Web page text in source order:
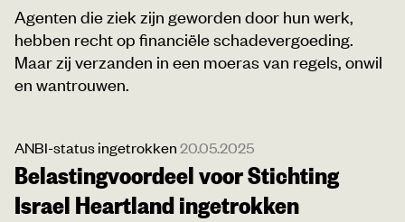
Agenten die ziek zijn geworden door hun werk,
hebben recht op financiële schadevergoeding.
Maar zij verzanden in een moeras van regels, onwil
en wantrouwen.
ANBI-status ingetrokken20.05.2025
Belastingvoordeel voor Stichting
Israel Heartland ingetrokken